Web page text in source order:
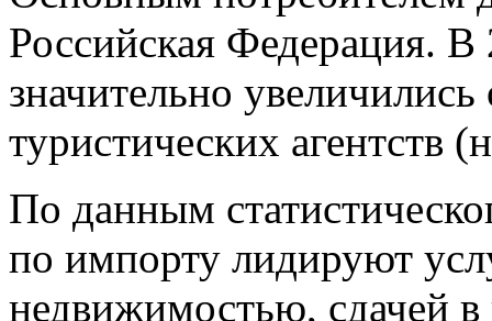
Российская Федерация.
значительно
туристических агентств
По данным
по импорту лидируют
недвижимостью, сдачей